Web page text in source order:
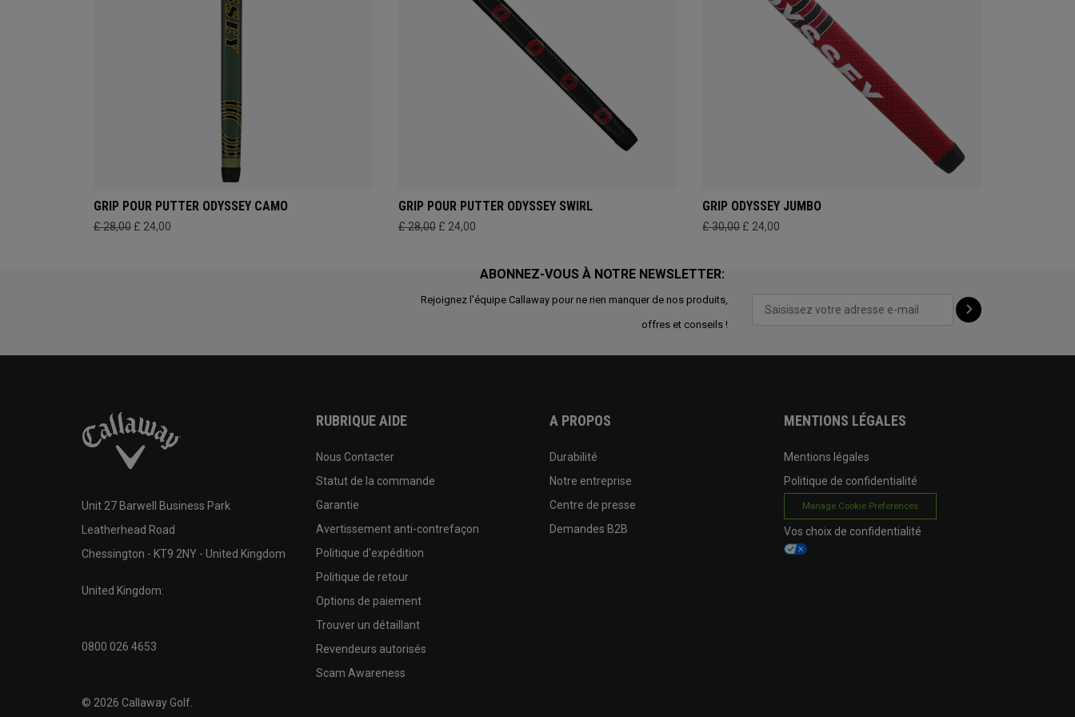
GRIP POUR PUTTER ODYSSEY CAMO
£ 28,00 £ 24,00
GRIP POUR PUTTER ODYSSEY SWIRL
£ 28,00 £ 24,00
GRIP ODYSSEY JUMBO
£ 30,00 £ 24,00
ABONNEZ-VOUS À NOTRE NEWSLETTER:
Rejoignez l'équipe Callaway pour ne rien manquer de nos produits,
offres et conseils !
Unit 27 Barwell Business Park
Leatherhead Road
Chessington - KT9 2NY - United Kingdom
United Kingdom:
0800 026 4653
© 2026 Callaway Golf.
RUBRIQUE AIDE
Nous Contacter
Statut de la commande
Garantie
Avertissement anti-contrefaçon
Politique d'expédition
Politique de retour
Options de paiement
Trouver un détaillant
Revendeurs autorisés
Scam Awareness
A PROPOS
Durabilité
Notre entreprise
Centre de presse
Demandes B2B
MENTIONS LÉGALES
Mentions légales
Politique de confidentialité
Manage Cookie Preferences
Vos choix de confidentialité